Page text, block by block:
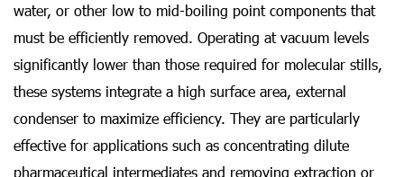
water, or other low to mid-boiling point components that
must be efficiently removed. Operating at vacuum levels
significantly lower than those required for molecular stills,
these systems integrate a high surface area, external
condenser to maximize efficiency. They are particularly
effective for applications such as concentrating dilute
pharmaceutical intermediates and removing extraction or